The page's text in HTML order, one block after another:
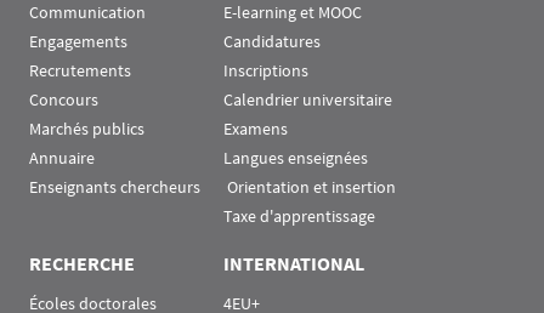
Communication
Engagements
Recrutements
Concours
Marchés publics
Annuaire
Enseignants chercheurs
E-learning et MOOC
Candidatures
Inscriptions
Calendrier universitaire
Examens
Langues enseignées
Orientation et insertion
Taxe d'apprentissage
RECHERCHE
Écoles doctorales
INTERNATIONAL
4EU+